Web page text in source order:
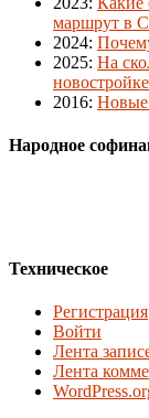
маршрут в
2024:
2025: На
2016: Новые
Народное
Техническое
Регистрация
Войти
Лента
Лента